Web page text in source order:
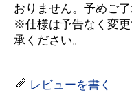
おりません。予めご了
※仕様は予告なく変
承ください。
レビューを書く